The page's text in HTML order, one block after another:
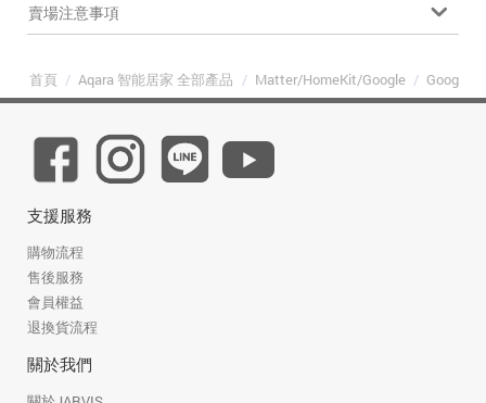
賣場注意事項
首頁 / Aqara 智能居家 全部產品 / Matter/HomeKit/Google / Google
支援服務
購物流程
售後服務
會員權益
退換貨流程
關於我們